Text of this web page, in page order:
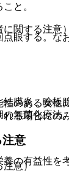
と。
関する注意）
のある女性
る場合にの
の有益性を
眼する。な
膜炎、瞼板
無菌化療法
意
注意）